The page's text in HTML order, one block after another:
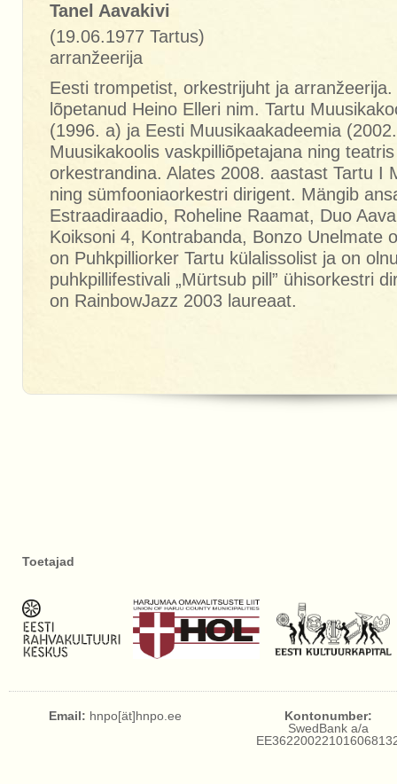
Tanel Aavakivi
(19.06.1977 Tartus)
arranžeerija
Eesti trompetist, orkestrijuht ja arranžeerija.
lõpetanud Heino Elleri nim. Tartu
(1996. a) ja Eesti Muusikaakadeemia
Muusikakoolis vaskpilliõpetajana ning teatris
orkestrandina. Alates 2008. aastast Tartu I
ning sümfooniaorkestri dirigent. Mängib
Estraadiraadio, Roheline Raamat, Duo
Koiksoni 4, Kontrabanda, Bonzo Unelmate
on Puhkpilliorker Tartu külalissolist ja on
puhkpillifestivali „Mürtsub pill” ühisorkestri
on RainbowJazz 2003 laureaat.
Toetajad
Email: hnpo[ät]hnpo.ee
Kontonumber:
SwedBank a/a